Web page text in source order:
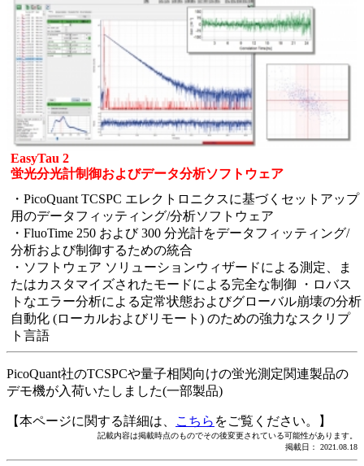
EasyTau 2
蛍光分光計制御およびデータ分析ソフトウェア
・PicoQuant TCSPC エレクトロニクスに基づくセットアップ
用のデータフィッティング/分析ソフトウェア
・FluoTime 250 および 300 分光計をデータフィッティング/
分析および制御するための統合
・ソフトウェア ソリューションウィザードによる測定、ま
たはカスタマイズされたモードによる完全な制御 ・ロバス
トなエラー分析による定常状態およびグローバル崩壊の分析
自動化 (ローカルおよびリモート) のための強力なスクリプ
ト言語
PicoQuant社のTCSPCや量子相関向けの蛍光測定関連製品の
デモ機が入荷いたしました(一部製品)
【本ページに関する詳細は、 こちら をご覧ください。】
記載内容は掲載時点のものでその後変更されている可能性があります。
掲載日： 2021.08.18